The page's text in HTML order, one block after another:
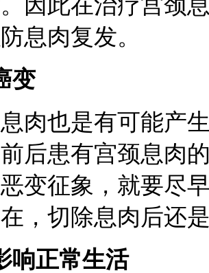
息肉复发。
也是有可能产生
后患有宫颈息肉
变征象，就要尽
，切除息肉后还
正常生活